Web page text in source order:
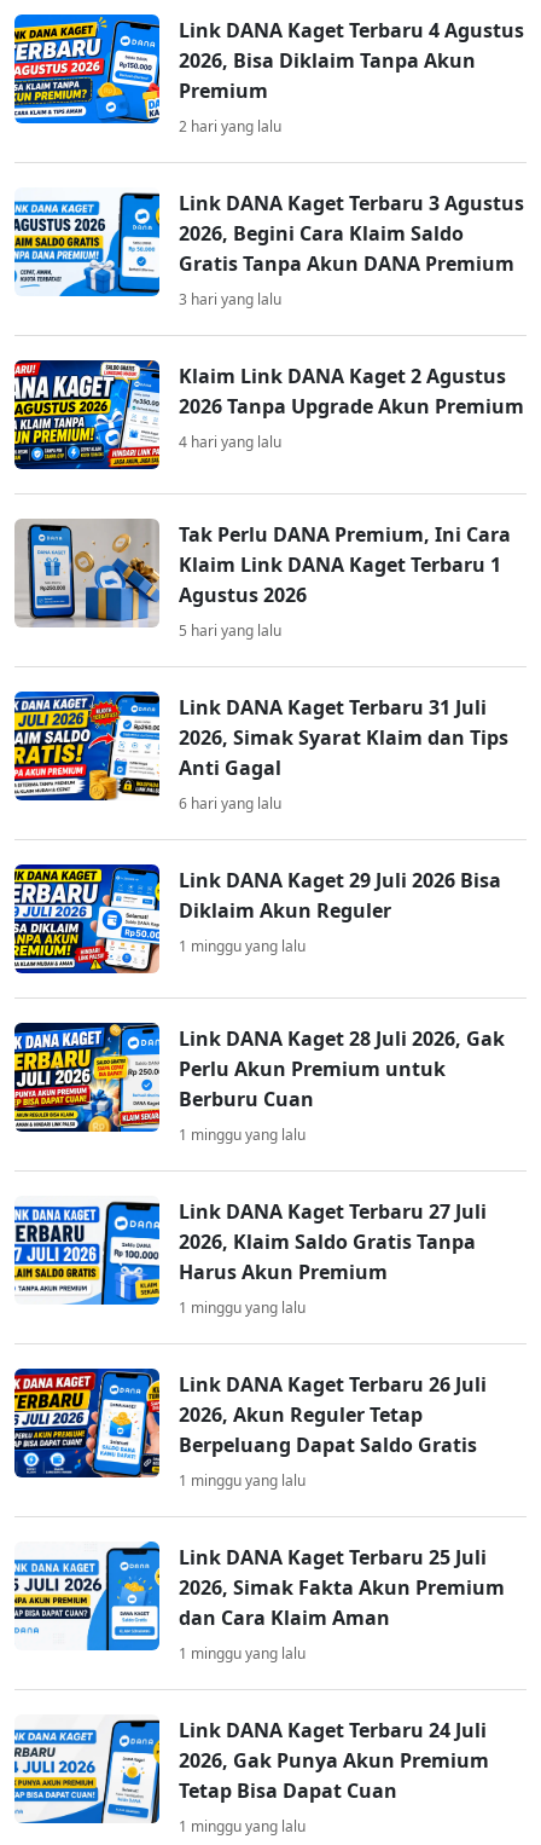
Link DANA Kaget Terbaru 4 Agustus
2026, Bisa Diklaim Tanpa Akun
Premium
2 hari yang lalu
Link DANA Kaget Terbaru 3 Agustus
2026, Begini Cara Klaim Saldo
Gratis Tanpa Akun DANA Premium
3 hari yang lalu
Klaim Link DANA Kaget 2 Agustus
2026 Tanpa Upgrade Akun Premium
4 hari yang lalu
Tak Perlu DANA Premium, Ini Cara
Klaim Link DANA Kaget Terbaru 1
Agustus 2026
5 hari yang lalu
Link DANA Kaget Terbaru 31 Juli
2026, Simak Syarat Klaim dan Tips
Anti Gagal
6 hari yang lalu
Link DANA Kaget 29 Juli 2026 Bisa
Diklaim Akun Reguler
1 minggu yang lalu
Link DANA Kaget 28 Juli 2026, Gak
Perlu Akun Premium untuk
Berburu Cuan
1 minggu yang lalu
Link DANA Kaget Terbaru 27 Juli
2026, Klaim Saldo Gratis Tanpa
Harus Akun Premium
1 minggu yang lalu
Link DANA Kaget Terbaru 26 Juli
2026, Akun Reguler Tetap
Berpeluang Dapat Saldo Gratis
1 minggu yang lalu
Link DANA Kaget Terbaru 25 Juli
2026, Simak Fakta Akun Premium
dan Cara Klaim Aman
1 minggu yang lalu
Link DANA Kaget Terbaru 24 Juli
2026, Gak Punya Akun Premium
Tetap Bisa Dapat Cuan
1 minggu yang lalu